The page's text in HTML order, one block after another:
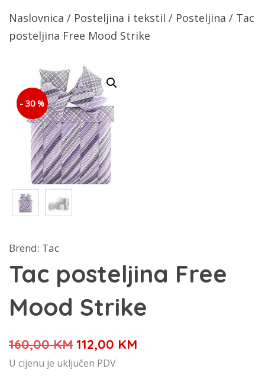
Naslovnica / Posteljina i tekstil / Posteljina / Tac
posteljina Free Mood Strike
- 30 %
Brend: Tac
Tac posteljina Free
Mood Strike
160,00KM Izvorna
cijena
112,00 KM
U cijenu je uključen PDV